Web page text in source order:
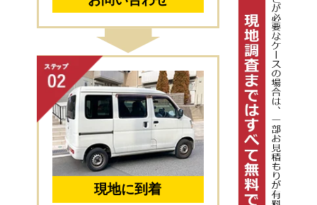
現地に到着